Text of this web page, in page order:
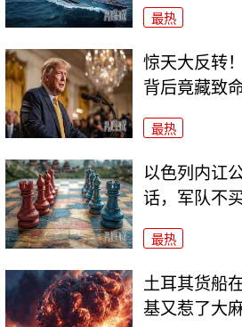
最热
惊天大反转
背后竟藏致
最热
以色列内讧
话，军队不
最热
土耳其货船
基又惹了大